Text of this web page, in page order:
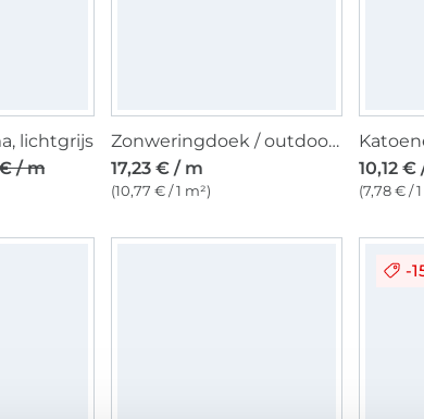
lichtgrijs
€ / m
Zonweringdoek / outdoorstof, 160 cm, antracietgrijs gemêleerd
17,23 € / m
(10,77 € / 1 m²)
10,12 €
(7,78 € /
-